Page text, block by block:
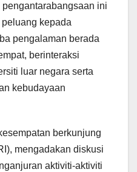
ini
kepada
pengalaman berada
berinteraksi
luar negara serta
kebudayaan
berkunjung
mengadakan diskusi
aktiviti-aktiviti